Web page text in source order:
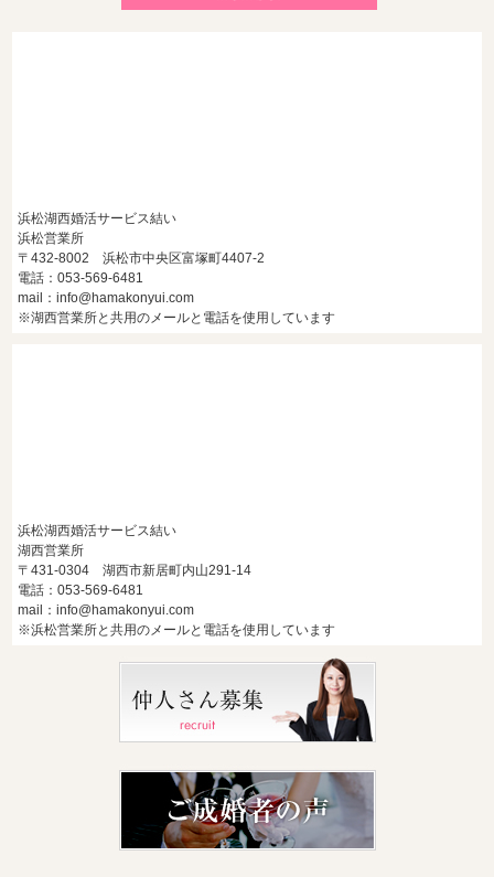
後半・40代からの大人の成婚術
浜松湖西婚活サービス結い
浜松営業所
〒432-8002 浜松市中央区富塚町4407-2
電話：053-569-6481
mail：info@hamakonyui.com
※湖西営業所と共用のメールと電話を使用しています
浜松湖西婚活サービス結い
湖西営業所
〒431-0304 湖西市新居町内山291-14
電話：053-569-6481
mail：info@hamakonyui.com
※浜松営業所と共用のメールと電話を使用しています